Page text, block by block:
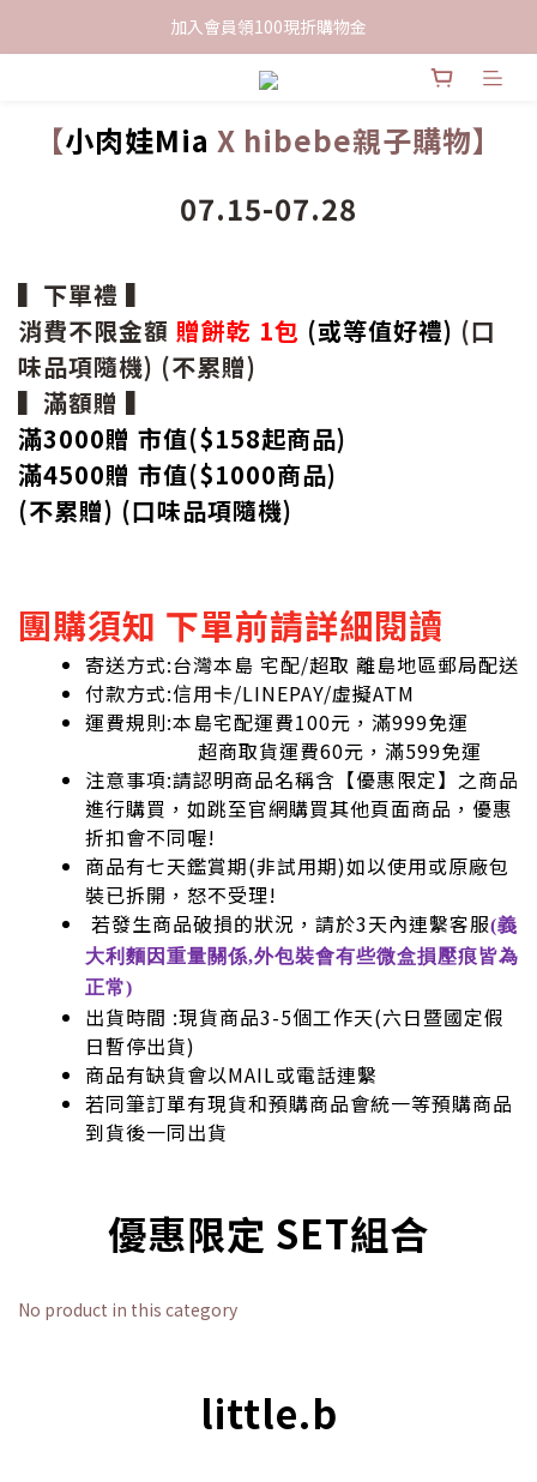
限時下單送餅乾乙包，滿$999免運
加入會員領100現折購物金
限時下單送餅乾乙包，滿$999免運
【小肉娃Mia X hibebe親子購物】
07.15-07.28
▍下單禮 ▍
消費不限金額 贈餅乾 1包 (或等值好禮) (口
味品項隨機) (不累贈)
▍滿額贈 ▍
滿3000贈 市值($158起商品)
滿4500贈 市值($1000商品)
(不累贈) (口味品項隨機)
團購須知 下單前請詳細閱讀
寄送方式:台灣本島 宅配/超取 離島地區郵局配送
付款方式:信用卡/LINEPAY/虛擬ATM
運費規則:本島宅配運費100元，滿999免運
超商取貨運費60元，滿599免運
注意事項:請認明商品名稱含【優惠限定】之商品
進行購買，如跳至官網購買其他頁面商品，優惠
折扣會不同喔!
商品有七天鑑賞期(非試用期)如以使用或原廠包
裝已拆開，怒不受理!
若發生商品破損的狀況，請於3天內連繫客服(義
大利麵因重量關係,外包裝會有些微盒損壓痕皆為
正常)
出貨時間 :現貨商品3-5個工作天(六日暨國定假
日暫停出貨)
商品有缺貨會以MAIL或電話連繫
若同筆訂單有現貨和預購商品會統一等預購商品
到貨後一同出貨
優惠限定 SET組合
No product in this category
little.b